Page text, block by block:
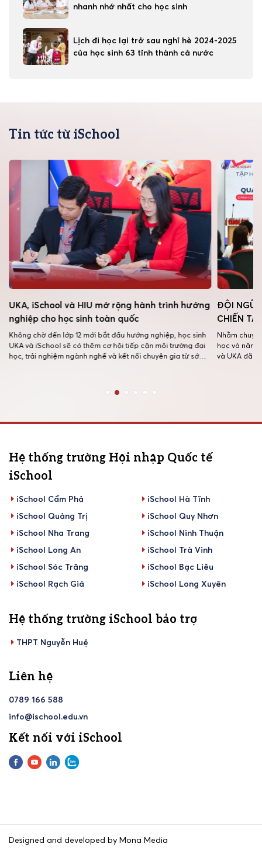
nhanh nhớ nhất cho học sinh
Lịch đi học lại trở sau nghỉ hè 2024-2025
của học sinh 63 tỉnh thành cả nước
Tin tức từ iSchool
UKA, iSchool và HIU mở rộng hành trình hướng
nghiệp cho học sinh toàn quốc
Không chờ đến lớp 12 mới bắt đầu hướng nghiệp, học sinh
UKA và iSchool sẽ có thêm cơ hội tiếp cận môi trường đại
học, trải nghiệm ngành nghề và kết nối chuyên gia từ sớm
ĐỘI NGŨ
CHIẾN
Nhằm
học và nâng
và UKA đã
Hệ thống trường Hội nhập Quốc tế
iSchool
iSchool Cẩm Phả
iSchool Hà Tĩnh
iSchool Quảng Trị
iSchool Quy Nhơn
iSchool Nha Trang
iSchool Ninh Thuận
iSchool Long An
iSchool Trà Vinh
iSchool Sóc Trăng
iSchool Bạc Liêu
iSchool Rạch Giá
iSchool Long Xuyên
Hệ thống trường iSchool bảo trợ
THPT Nguyễn Huệ
Liên hệ
0789 166 588
info@ischool.edu.vn
Kết nối với iSchool
Designed and developed by Mona Media